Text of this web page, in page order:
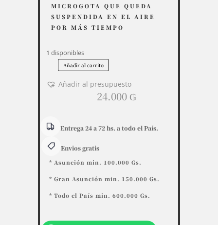
MICROGOTA QUE QUEDA
SUSPENDIDA EN EL AIRE
POR MÁS TIEMPO
1 disponibles
Kanister
190g
Añadir al carrito
Añadir al presupuesto
24.000 ₲
Entrega 24 a 72 hs. a todo el País.
Envios gratis
* Asunción min. 100.000 Gs.
* Gran Asunción min. 150.000 Gs.
* Todo el País min. 600.000 Gs.